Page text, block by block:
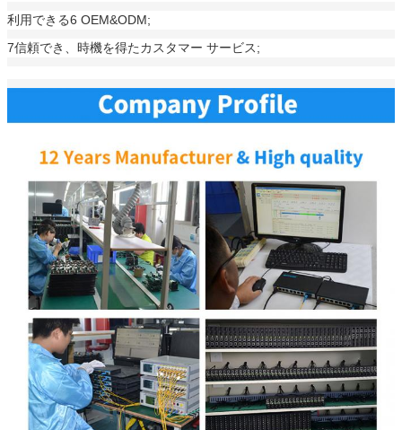
利用できる6 OEM&ODM;
7信頼でき、時機を得たカスタマー サービス;